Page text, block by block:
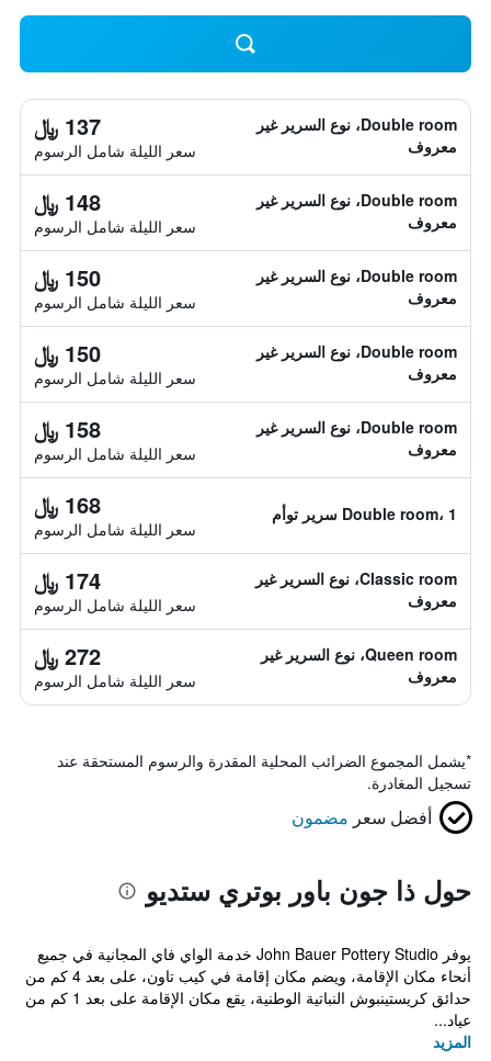
Double room، نوع السرير غير
معروف
137 ﷼
سعر الليلة شامل الرسوم
Double room، نوع السرير غير
معروف
148 ﷼
سعر الليلة شامل الرسوم
Double room، نوع السرير غير
معروف
150 ﷼
سعر الليلة شامل الرسوم
Double room، نوع السرير غير
معروف
150 ﷼
سعر الليلة شامل الرسوم
Double room، نوع السرير غير
معروف
158 ﷼
سعر الليلة شامل الرسوم
Double room، 1 سرير توأم 168 ﷼
سعر الليلة شامل الرسوم
Classic room، نوع السرير غير
معروف
174 ﷼
سعر الليلة شامل الرسوم
Queen room، نوع السرير غير
معروف
272 ﷼
سعر الليلة شامل الرسوم
*يشمل المجموع الضرائب المحلية المقدرة والرسوم المستحقة عند
تسجيل المغادرة.
أفضل سعر مضمون
حول ذا جون باور بوتري ستديو
يوفر John Bauer Pottery Studio خدمة الواي فاي المجانية في جميع
أنحاء مكان الإقامة، ويضم مكان إقامة في كيب تاون، على بعد 4 كم من
حدائق كريستينبوش النباتية الوطنية، يقع مكان الإقامة على بعد 1 كم من
عياد...
المزيد